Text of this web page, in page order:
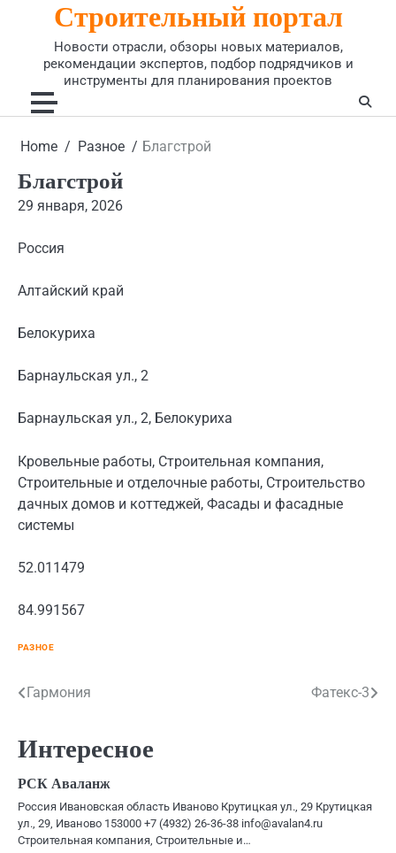
Строительный портал
Новости отрасли, обзоры новых материалов,
рекомендации экспертов, подбор подрядчиков и
инструменты для планирования проектов
Home Разное Благстрой
Благстрой
29 января, 2026
Россия
Алтайский край
Белокуриха
Барнаульская ул., 2
Барнаульская ул., 2, Белокуриха
Кровельные работы, Строительная компания,
Строительные и отделочные работы, Строительство
дачных домов и коттеджей, Фасады и фасадные
системы
52.011479
84.991567
РАЗНОЕ
Навигация
записям
Гармония Фатекс-3
Интересное
РСК Аваланж
Россия Ивановская область Иваново Крутицкая ул., 29 Крутицкая
ул., 29, Иваново 153000 +7 (4932) 26-36-38 info@avalan4.ru
Строительная компания, Строительные и…